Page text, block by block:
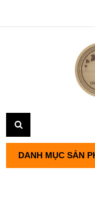
DANH MỤC SẢN